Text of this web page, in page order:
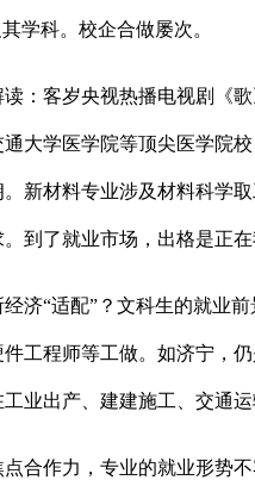
学科。校企合做屡次。
客岁央视热播电视剧《
大学医学院等顶尖医学院
新材料专业涉及材料科学
到了就业市场，出格是正在
“适配”？文科生的就业前
工程师等工做。如济宁，
业出产、建建施工、交通
作力，专业的就业形势